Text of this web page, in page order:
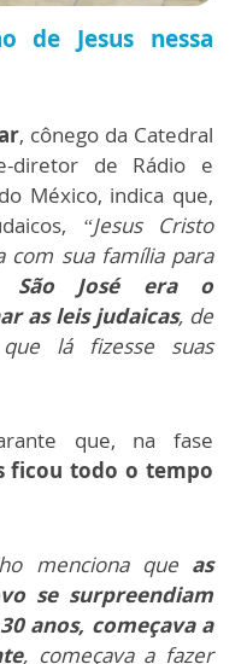
de Jesus nessa
, cônego da Catedral
diretor de Rádio e
México, indica que,
“Jesus Cristo
com sua família para
São José era o
as leis judaicas, de
lá fizesse suas
que, na fase
ficou todo o tempo
menciona que as
se surpreendiam
anos, começava a
, começava a fazer